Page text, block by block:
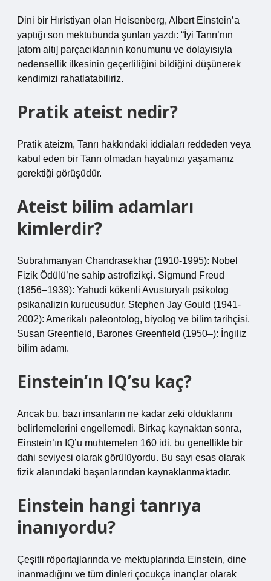
Dini bir Hıristiyan olan Heisenberg, Albert Einstein’a
yaptığı son mektubunda şunları yazdı: “İyi Tanrı’nın
[atom altı] parçacıklarının konumunu ve dolayısıyla
nedensellik ilkesinin geçerliliğini bildiğini düşünerek
kendimizi rahatlatabiliriz.
Pratik ateist nedir?
Pratik ateizm, Tanrı hakkındaki iddiaları reddeden veya
kabul eden bir Tanrı olmadan hayatınızı yaşamanız
gerektiği görüşüdür.
Ateist bilim adamları
kimlerdir?
Subrahmanyan Chandrasekhar (1910-1995): Nobel
Fizik Ödülü’ne sahip astrofizikçi. Sigmund Freud
(1856–1939): Yahudi kökenli Avusturyalı psikolog
psikanalizin kurucusudur. Stephen Jay Gould (1941-
2002): Amerikalı paleontolog, biyolog ve bilim tarihçisi.
Susan Greenfield, Barones Greenfield (1950–): İngiliz
bilim adamı.
Einstein’ın IQ’su kaç?
Ancak bu, bazı insanların ne kadar zeki olduklarını
belirlemelerini engellemedi. Birkaç kaynaktan sonra,
Einstein’ın IQ’u muhtemelen 160 idi, bu genellikle bir
dahi seviyesi olarak görülüyordu. Bu sayı esas olarak
fizik alanındaki başarılarından kaynaklanmaktadır.
Einstein hangi tanrıya
inanıyordu?
Çeşitli röportajlarında ve mektuplarında Einstein, dine
inanmadığını ve tüm dinleri çocukça inançlar olarak